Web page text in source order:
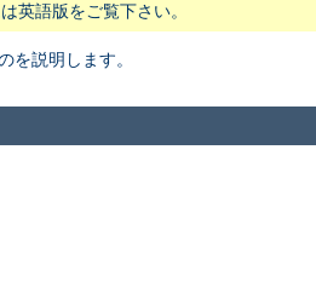
英語版をご覧下さい。
を説明します。